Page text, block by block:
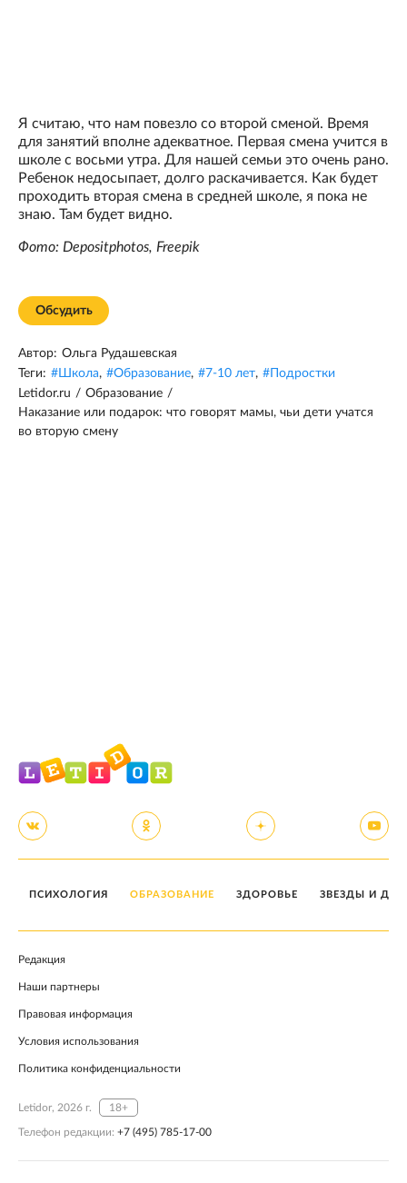
Я считаю, что нам повезло со второй сменой. Время
для занятий вполне адекватное. Первая смена учится в
школе с восьми утра. Для нашей семьи это очень рано.
Ребенок недосыпает, долго раскачивается. Как будет
проходить вторая смена в средней школе, я пока не
знаю. Там будет видно.
Фото: Depositphotos, Freepik
Обсудить
Автор: Ольга Рудашевская
Теги: #Школа, #Образование, #7-10 лет, # Подростки
Letidor.ru / Образование /
Наказание или подарок: что говорят мамы, чьи дети учатся
во вторую смену
ПСИХОЛОГИЯ ОБРАЗОВАНИЕ ЗДОРОВЬЕ ЗВЕЗДЫ И
Редакция
Наши партнеры
Правовая информация
Условия использования
Политика конфиденциальности
Letidor, 2026 г. 18+
Телефон редакции: +7 (495) 785-17-00